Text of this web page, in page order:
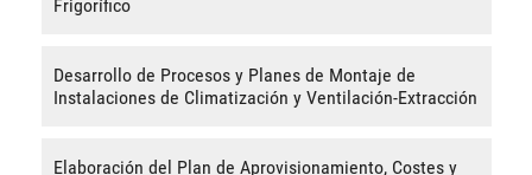
Frigorífico
Desarrollo de Procesos y Planes de Montaje de
Instalaciones de Climatización y Ventilación-Extracción
Elaboración del Plan de Aprovisionamiento, Costes y